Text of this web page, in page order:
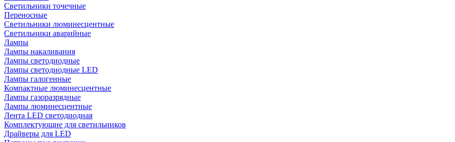
Cветильники точечные
Переносные
Светильники люминесцентные
Светильники аварийные
Лампы
Лампы накаливания
Лампы светодиодные
Лампы светодиодные LED
Лампы галогенные
Компактные люминесцентные
Лампы газоразрядные
Лампы люминесцентные
Лента LED светодиодная
Комплектующие для светильников
Драйверы для LED